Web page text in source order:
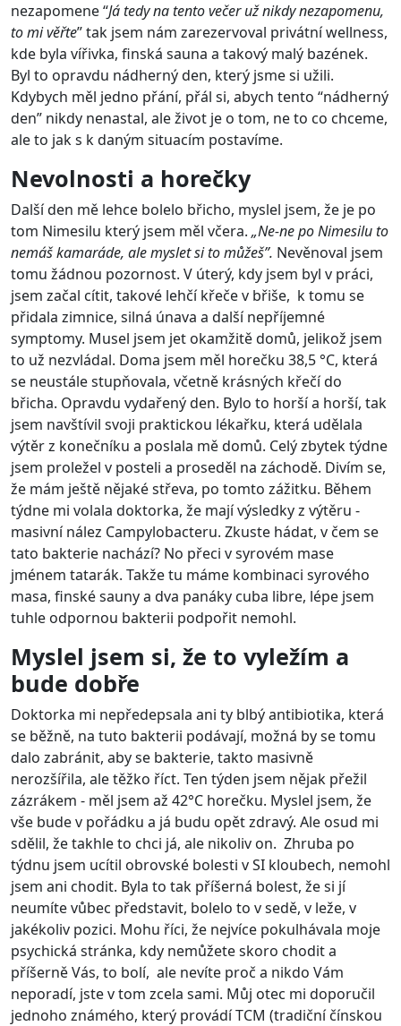
nezapomene “Já tedy na tento večer už nikdy nezapomenu,
to mi věřte” tak jsem nám zarezervoval privátní wellness,
kde byla vířivka, finská sauna a takový malý bazének.
Byl to opravdu nádherný den, který jsme si užili.
Kdybych měl jedno přání, přál si, abych tento “nádherný
den” nikdy nenastal, ale život je o tom, ne to co chceme,
ale to jak s k daným situacím postavíme.
Nevolnosti a horečky
Další den mě lehce bolelo břicho, myslel jsem, že je po
tom Nimesilu který jsem měl včera. „Ne-ne po Nimesilu to
nemáš kamaráde, ale myslet si to můžeš”. Nevěnoval jsem
tomu žádnou pozornost. V úterý, kdy jsem byl v práci,
jsem začal cítit, takové lehčí křeče v břiše, k tomu se
přidala zimnice, silná únava a další nepříjemné
symptomy. Musel jsem jet okamžitě domů, jelikož jsem
to už nezvládal. Doma jsem měl horečku 38,5 °C, která
se neustále stupňovala, včetně krásných křečí do
břicha. Opravdu vydařený den. Bylo to horší a horší, tak
jsem navštívil svoji praktickou lékařku, která udělala
výtěr z konečníku a poslala mě domů. Celý zbytek týdne
jsem proležel v posteli a proseděl na záchodě. Divím se,
že mám ještě nějaké střeva, po tomto zážitku. Během
týdne mi volala doktorka, že mají výsledky z výtěru -
masivní nález Campylobacteru. Zkuste hádat, v čem se
tato bakterie nachází? No přeci v syrovém mase
jménem tatarák. Takže tu máme kombinaci syrového
masa, finské sauny a dva panáky cuba libre, lépe jsem
tuhle odpornou bakterii podpořit nemohl.
Myslel jsem si, že to vyležím a
bude dobře
Doktorka mi nepředepsala ani ty blbý antibiotika, která
se běžně, na tuto bakterii podávají, možná by se tomu
dalo zabránit, aby se bakterie, takto masivně
nerozšířila, ale těžko říct. Ten týden jsem nějak přežil
zázrákem - měl jsem až 42°C horečku. Myslel jsem, že
vše bude v pořádku a já budu opět zdravý. Ale osud mi
sdělil, že takhle to chci já, ale nikoliv on. Zhruba po
týdnu jsem ucítil obrovské bolesti v SI kloubech, nemohl
jsem ani chodit. Byla to tak příšerná bolest, že si jí
neumíte vůbec představit, bolelo to v sedě, v leže, v
jakékoliv pozici. Mohu říci, že nejvíce pokulhávala moje
psychická stránka, kdy nemůžete skoro chodit a
příšerně Vás, to bolí, ale nevíte proč a nikdo Vám
neporadí, jste v tom zcela sami. Můj otec mi doporučil
jednoho známého, který provádí TCM (tradiční čínskou